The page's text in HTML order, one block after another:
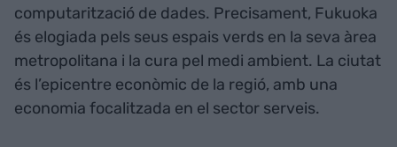
computarització de dades. Precisament, Fukuoka
és elogiada pels seus espais verds en la seva àrea
metropolitana i la cura pel medi ambient. La ciutat
és l’epicentre econòmic de la regió, amb una
economia focalitzada en el sector serveis.